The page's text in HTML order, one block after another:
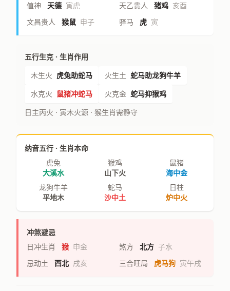
值神
天德 寅虎 天乙贵人 猪鸡 亥酉
文昌贵人
猴鼠 申子 驿马 虎 寅
五行生克 · 生肖作用
木生火 虎兔助蛇马 火生土 蛇马助龙狗牛羊
水克火 鼠猪冲蛇马 火克金 蛇马抑猴鸡
日主丙火 · 寅木火源 · 猴生肖需静守
纳音五行 · 生肖本命
虎兔
大溪水
猴鸡
山下火
鼠猪
海中金
龙狗牛羊
平地木
蛇马
沙中土
日柱
炉中火
冲煞避忌
日冲生肖
猴 申金 煞方 北方 子水
忌动土
西北 戌亥 三合旺局 虎马狗 寅午戌